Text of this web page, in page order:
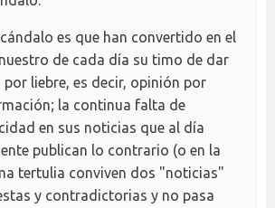
es que han convertido en el
de cada día su timo de dar
por liebre, es decir, opinión por
la continua falta de
en sus noticias que al día
publican lo contrario (o en la
tertulia conviven dos "noticias"
y contradictorias y no pasa